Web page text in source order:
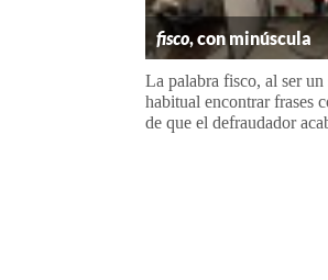
fisco, con minúscula
La palabra fisco, al ser
habitual encontrar frases
de que el defraudador